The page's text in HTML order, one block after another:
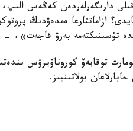
دارىگەرلەردەن كەڭەس
ازاماتتارعا ەمدەۋدىڭ
تۇسىنىكتەمە بەرۋ قاجەت»،
توقايەۆ كوروناۆيرۋس
بولاتىنبىز.